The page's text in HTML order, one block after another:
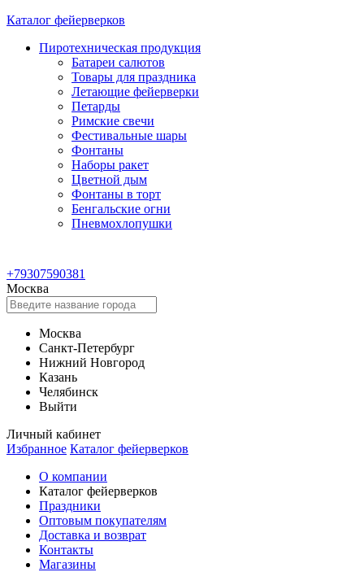
Каталог фейерверков
Пиротехническая продукция
Батареи салютов
Товары для праздника
Летающие фейерверки
Петарды
Римские свечи
Фестивальные шары
Фонтаны
Наборы ракет
Цветной дым
Фонтаны в торт
Бенгальские огни
Пневмохлопушки
+79307590381
Москва
Москва
Санкт-Петербург
Нижний Новгород
Казань
Челябинск
Выйти
Личный кабинет
Избранное Каталог фейерверков
О компании
Каталог фейерверков
Праздники
Оптовым покупателям
Доставка и возврат
Контакты
Магазины